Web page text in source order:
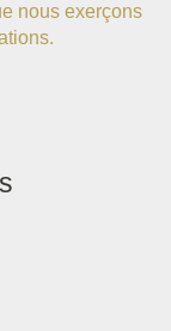
nous exerçons